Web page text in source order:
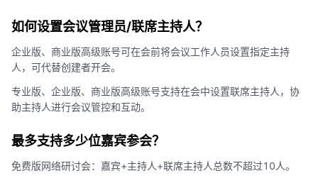
如何设置会议管理员/联席主持人？
企业版、商业版高级账号可在会前将会议工作人员设置指定主持
人，可代替创建者开会。
专业版、企业版、商业版高级账号支持在会中设置联席主持人，协
助主持人进行会议管控和互动。
最多支持多少位嘉宾参会？
免费版网络研讨会：嘉宾+主持人+联席主持人总数不超过10人。